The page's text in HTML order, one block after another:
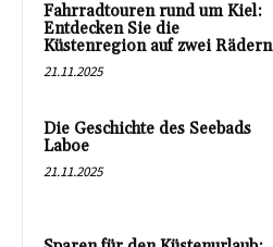
Fahrradtouren rund um Kiel:
Entdecken Sie die
Küstenregion auf zwei Rädern
21.11.2025
Die Geschichte des Seebads
Laboe
21.11.2025